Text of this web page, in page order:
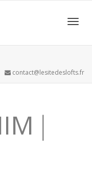
contact@lesitedeslofts.fr